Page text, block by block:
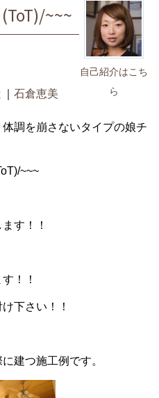
自己紹介はこち
ら
~~~
石倉恵美
調を崩さないタイプの娘チ
~~~
す！！
！！
下さい！！
建つ施工例です。